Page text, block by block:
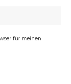
für meinen